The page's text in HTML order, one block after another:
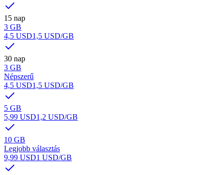
15 nap
3 GB
4,5 USD1,5 USD/GB
30 nap
3 GB
Népszerű
4,5 USD1,5 USD/GB
5 GB
5,99 USD1,2 USD/GB
10 GB
Legjobb választás
9,99 USD1 USD/GB